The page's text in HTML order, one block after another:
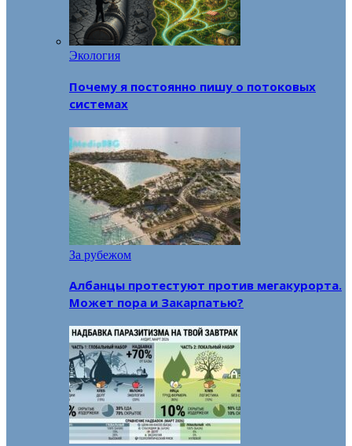
Экология
Почему я постоянно пишу о потоковых
системах
За рубежом
Албанцы протестуют против мегакурорта.
Может пора и Закарпатью?